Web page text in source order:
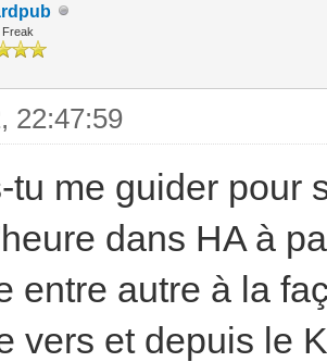
Freak
22:47:59
tu me guider pour
dans HA à
entre autre à la
vers et depuis le